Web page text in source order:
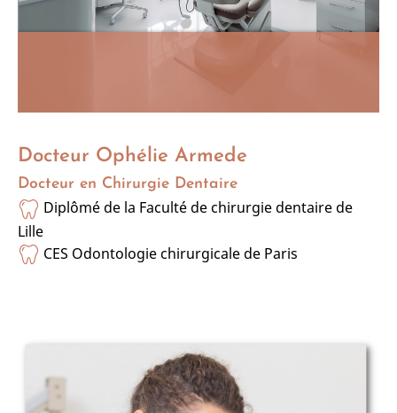
Docteur Ophélie Armede
Docteur en Chirurgie Dentaire
Diplômé de la Faculté de chirurgie dentaire de
Lille
CES Odontologie chirurgicale de Paris